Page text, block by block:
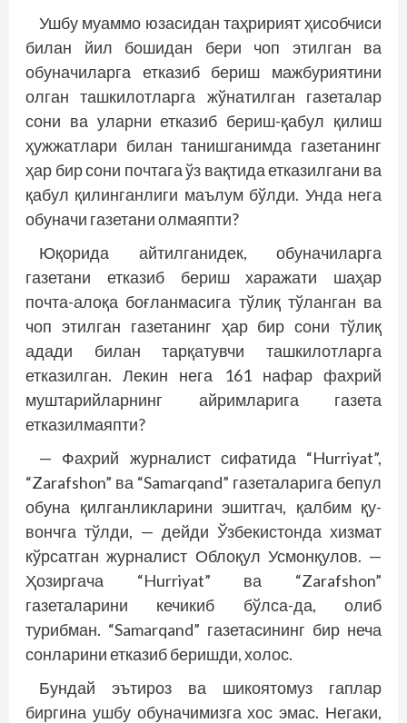
Ушбу муаммо юзасидан таҳририят ҳисобчиси
билан йил бошидан бери чоп этилган ва
обуначиларга етказиб бериш мажбуриятини
олган ташкилотларга жўнатилган газеталар
сони ва уларни етказиб бериш-қабул қилиш
ҳужжатлари билан танишганимда газетанинг
ҳар бир сони почтага ўз вақтида етказилгани ва
қабул қилинганлиги маълум бўлди. Унда нега
обуначи газетани олмаяпти?
Юқорида айтилганидек, обуначиларга
газетани етказиб бериш харажати шаҳар
почта-­алоқа боғланмасига тўлиқ тўланган ва
чоп этилган газетанинг ҳар бир сони тўлиқ
адади билан тарқатувчи ташкилотларга
етказилган. Лекин нега 161 нафар фахрий
муштарийларнинг айримларига газета
етказилмаяпти?
— Фахрий журналист сифатида “Hurriyat”,
“Zarafshon” ва “Samarqand” газеталарига бепул
обуна қилганликларини эшитгач, қалбим қу­
вончга тўлди, — дейди Ўзбекистонда хизмат
кўрсатган журналист Облоқул Усмонқулов. —
Ҳозиргача “Hurriyat” ва “Zarafshon”
газеталарини кечикиб бўлса-да, олиб
турибман. “Samarqand” газетасининг бир неча
сонларини етказиб беришди, холос.
Бундай эътироз ва шикоятомуз гаплар
биргина ушбу обуначимизга хос эмас. Негаки,